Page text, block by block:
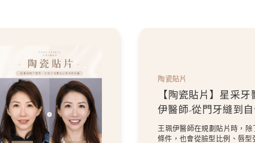
陶瓷貼片
【陶瓷貼片】星采
伊醫師-從門牙縫到
白貼片打造更精緻的
王珮伊醫師在規劃貼片時，除
條件，也會從臉型比例、唇型